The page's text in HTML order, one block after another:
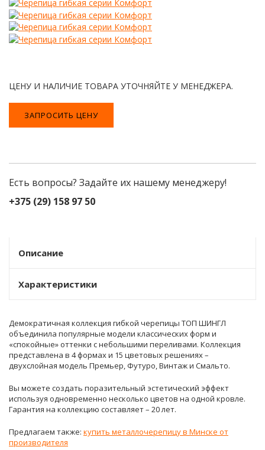
ЦЕНУ И НАЛИЧИЕ ТОВАРА УТОЧНЯЙТЕ У МЕНЕДЖЕРА.
ЗАПРОСИТЬ ЦЕНУ
Есть вопросы? Задайте их нашему менеджеру!
+375 (29) 158 97 50
Описание
Характеристики
Демократичная коллекция гибкой черепицы ТОП ШИНГЛ
объединила популярные модели классических форм и
«спокойные» оттенки с небольшими переливами. Коллекция
представлена в 4 формах и 15 цветовых решениях –
двухслойная модель Премьер, Футуро, Винтаж и Смальто.
Вы можете создать поразительный эстетический эффект
используя одновременно несколько цветов на одной кровле.
Гарантия на коллекцию составляет – 20 лет.
Предлагаем также: купить металлочерепицу в Минске от
производителя